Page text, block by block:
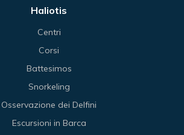
Haliotis
Centri
Corsi
Battesimos
Snorkeling
Osservazione dei Delfini
Escursioni in Barca